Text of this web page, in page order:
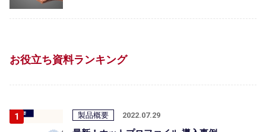
お役立ち資料ランキング
製品概要 2022.07.29